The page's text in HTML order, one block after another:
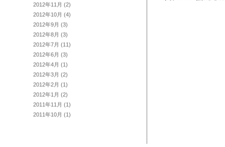
2012年11月 (2)
2012年10月 (4)
2012年9月 (3)
2012年8月 (3)
2012年7月 (11)
2012年6月 (3)
2012年4月 (1)
2012年3月 (2)
2012年2月 (1)
2012年1月 (2)
2011年11月 (1)
2011年10月 (1)